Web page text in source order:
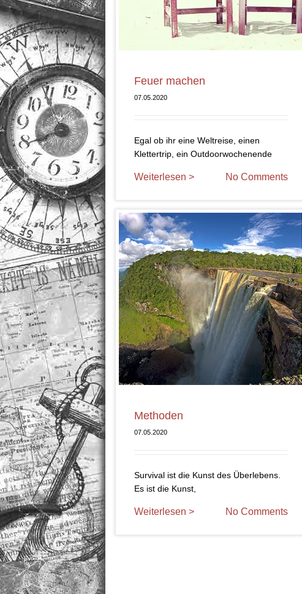
Feuer machen
07.05.2020
Egal ob ihr eine Weltreise, einen
Klettertrip, ein Outdoorwochenende
Weiterlesen > No Comments
Methoden
07.05.2020
Survival ist die Kunst des Überlebens.
Es ist die Kunst,
Weiterlesen > No Comments